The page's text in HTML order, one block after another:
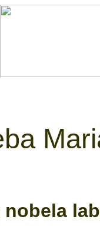
nobela